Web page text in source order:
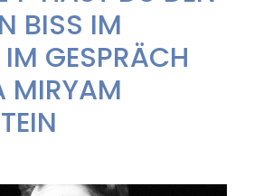
BISS IM
GESPRÄCH
MIRYAM